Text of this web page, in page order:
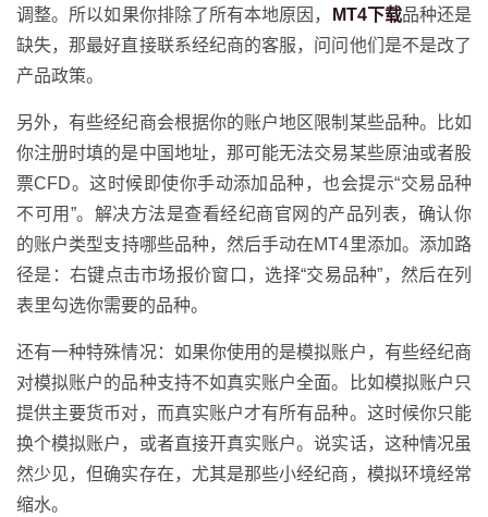
调整。所以如果你排除了所有本地原因，
MT4下载品种还是
缺失，那最好直接联系经纪商的客服，问问他们是不是改了
产品政策。
另外，有些经纪商会根据你的账户地区限制某些品种。比如
你注册时填的是中国地址，那可能无法交易某些原油或者股
票CFD。这时候即使你手动添加品种，也会提示“交易品种
不可用”。解决方法是查看经纪商官网的产品列表，确认你
的账户类型支持哪些品种，然后手动在MT4里添加。添加路
径是：右键点击市场报价窗口，选择“交易品种”，然后在列
表里勾选你需要的品种。
还有一种特殊情况：如果你使用的是模拟账户，有些经纪商
对模拟账户的品种支持不如真实账户全面。比如模拟账户只
提供主要货币对，而真实账户才有所有品种。这时候你只能
换个模拟账户，或者直接开真实账户。说实话，这种情况虽
然少见，但确实存在，尤其是那些小经纪商，模拟环境经常
缩水。